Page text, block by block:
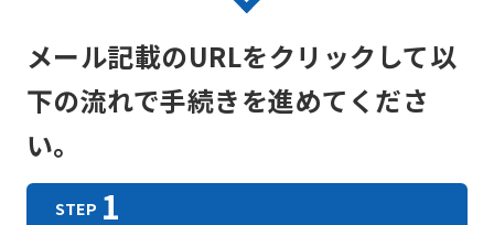
メール記載のURLをクリックして以
下の流れで手続きを進めてくださ
い。